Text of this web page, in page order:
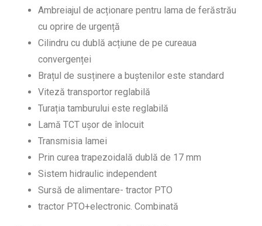
Ambreiajul de acționare pentru lama de ferăstrău
cu oprire de urgență
Cilindru cu dublă acțiune de pe cureaua
convergenței
Brațul de susținere a buștenilor este standard
Viteză transportor reglabilă
Turația tamburului este reglabilă
Lamă TCT ușor de înlocuit
Transmisia lamei
Prin curea trapezoidală dublă de 17 mm
Sistem hidraulic independent
Sursă de alimentare- tractor PTO
tractor PTO+electronic. Combinată